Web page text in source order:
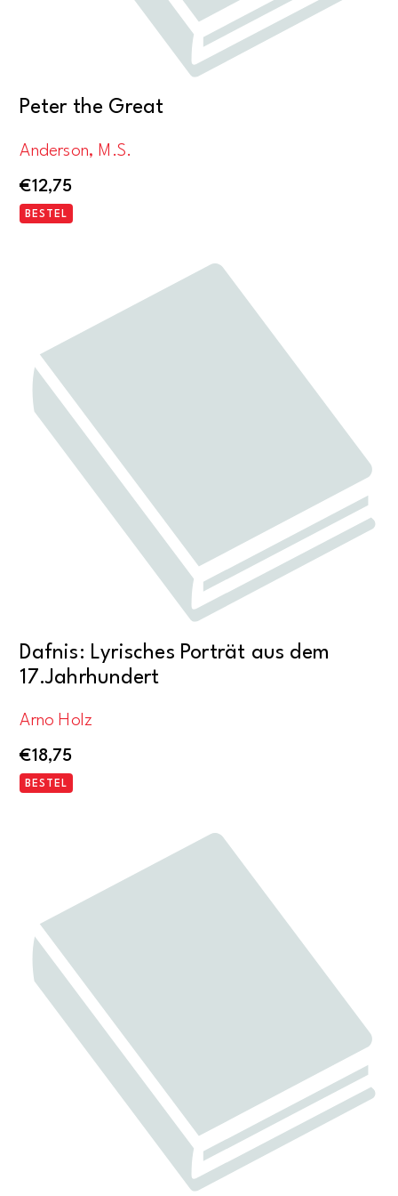
Peter the Great
Anderson, M.S.
€12,75
BESTEL
Dafnis: Lyrisches Porträt aus dem
17.Jahrhundert
Arno Holz
€18,75
BESTEL